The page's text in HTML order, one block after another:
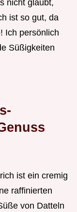
nicht glaubt,
ist so gut, da
Ich persönlich
Süßigkeiten
ist ein cremig
raffinierten
von Datteln